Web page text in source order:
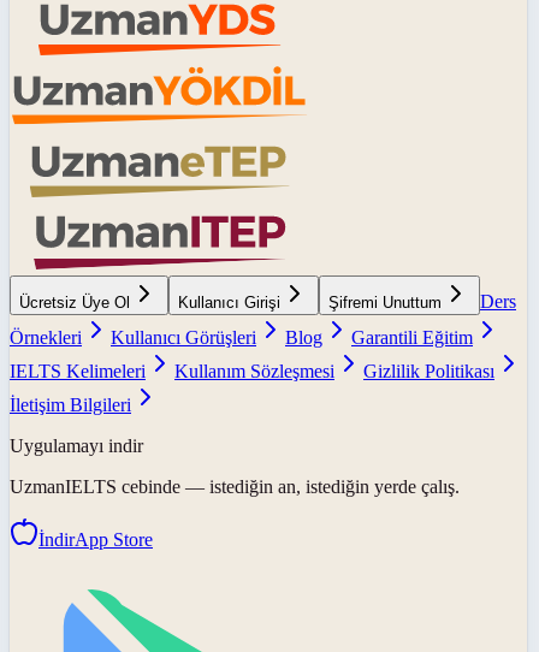
Ücretsiz Üye Ol Kullanıcı Girişi Şifremi Unuttum
Ders
Örnekleri
Kullanıcı Görüşleri Blog
Garantili Eğitim
IELTS Kelimeleri
Kullanım Sözleşmesi
Gizlilik Politikası
İletişim Bilgileri
Uygulamayı indir
UzmanIELTS cebinde — istediğin an, istediğin yerde çalış.
İndirApp Store